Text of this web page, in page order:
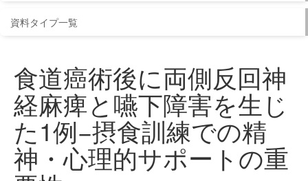
資料タイプ一覧
食道癌術後に両側反回神
経麻痺と嚥下障害を生じ
た1例−摂食訓練での精
神・心理的サポートの重